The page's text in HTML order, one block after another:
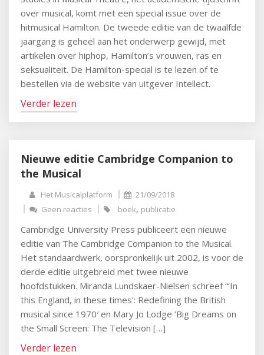
over musical, komt met een special issue over de
hitmusical Hamilton. De tweede editie van de twaalfde
jaargang is geheel aan het onderwerp gewijd, met
artikelen over hiphop, Hamilton’s vrouwen, ras en
seksualiteit. De Hamilton-special is te lezen of te
bestellen via de website van uitgever Intellect.
Verder lezen
Nieuwe editie Cambridge Companion to
the Musical
Het Musicalplatform
21/09/2018
Geen reacties
boek, publicatie
Cambridge University Press publiceert een nieuwe
editie van The Cambridge Companion to the Musical.
Het standaardwerk, oorspronkelijk uit 2002, is voor de
derde editie uitgebreid met twee nieuwe
hoofdstukken. Miranda Lundskaer-Nielsen schreef “‘In
this England, in these times’: Redefining the British
musical since 1970′ en Mary Jo Lodge ‘Big Dreams on
the Small Screen: The Television […]
Verder lezen